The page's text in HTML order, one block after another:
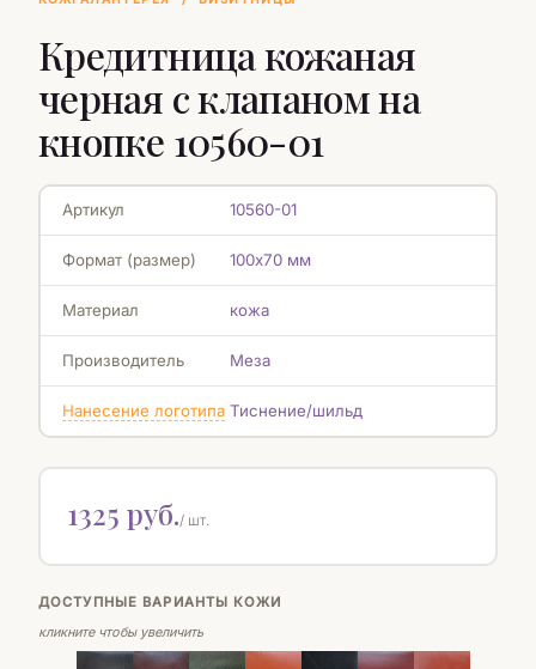
Кредитница кожаная
черная с клапаном на
кнопке 10560-01
Артикул 10560-01
Формат (размер) 100х70 мм
Материал кожа
Производитель Меза
Нанесение логотипа Тиснение/шильд
1325 руб./ шт.
ДОСТУПНЫЕ ВАРИАНТЫ КОЖИ
кликните чтобы увеличить